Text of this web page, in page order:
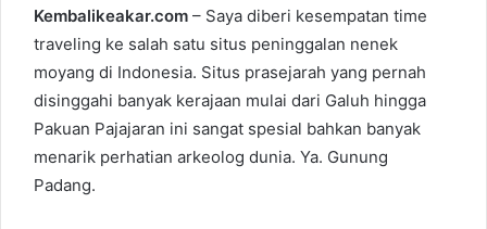
a
a
i
l
Kembalikeakar.com – Saya diberi kesempatan time
traveling ke salah satu situs peninggalan nenek
moyang di Indonesia. Situs prasejarah yang pernah
disinggahi banyak kerajaan mulai dari Galuh hingga
Pakuan Pajajaran ini sangat spesial bahkan banyak
menarik perhatian arkeolog dunia. Ya. Gunung
Padang.